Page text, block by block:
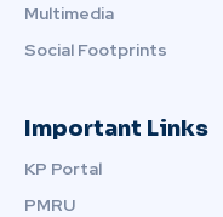
Multimedia
Social Footprints
Important Links
KP Portal
PMRU